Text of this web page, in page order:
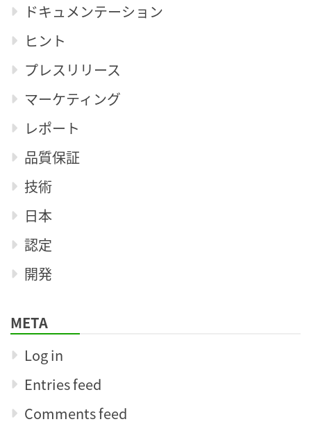
ドキュメンテーション
ヒント
プレスリリース
マーケティング
レポート
品質保証
技術
日本
認定
開発
META
Log in
Entries feed
Comments feed